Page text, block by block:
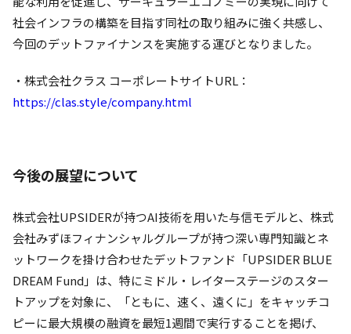
社会インフラの構築を目指す同社の取り組みに強く共感し、
今回のデットファイナンスを実施する運びとなりました。
・株式会社クラス コーポレートサイトURL：
https://clas.style/company.html
今後の展望について
株式会社UPSIDERが持つAI技術を用いた与信モデルと、株式
会社みずほフィナンシャルグループが持つ深い専門知識とネ
ットワークを掛け合わせたデットファンド「UPSIDER BLUE
DREAM Fund」は、特にミドル・レイターステージのスター
トアップを対象に、「ともに、速く、遠くに」をキャッチコ
ピーに最大規模の融資を最短1週間で実行することを掲げ、